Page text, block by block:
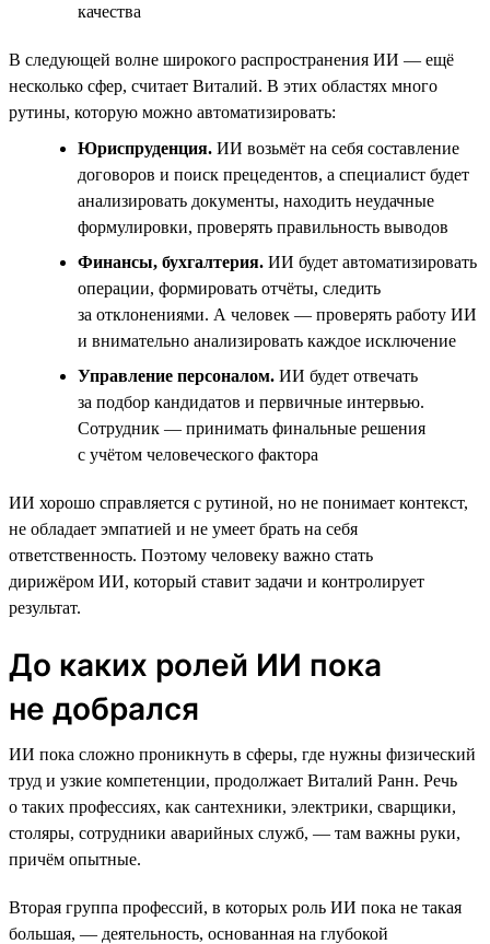
качества
В следующей волне широкого распространения ИИ — ещё
несколько сфер, считает Виталий. В этих областях много
рутины, которую можно автоматизировать:
Юриспруденция. ИИ возьмёт на себя составление
договоров и поиск прецедентов, а специалист будет
анализировать документы, находить неудачные
формулировки, проверять правильность выводов
Финансы, бухгалтерия. ИИ будет автоматизировать
операции, формировать отчёты, следить
за отклонениями. А человек — проверять работу ИИ
и внимательно анализировать каждое исключение
Управление персоналом. ИИ будет отвечать
за подбор кандидатов и первичные интервью.
Сотрудник — принимать финальные решения
с учётом человеческого фактора
ИИ хорошо справляется с рутиной, но не понимает контекст,
не обладает эмпатией и не умеет брать на себя
ответственность. Поэтому человеку важно стать
дирижёром ИИ, который ставит задачи и контролирует
результат.
До каких ролей ИИ пока
не добрался
ИИ пока сложно проникнуть в сферы, где нужны физический
труд и узкие компетенции, продолжает Виталий Ранн. Речь
о таких профессиях, как сантехники, электрики, сварщики,
столяры, сотрудники аварийных служб, — там важны руки,
причём опытные.
Вторая группа профессий, в которых роль ИИ пока не такая
большая, — деятельность, основанная на глубокой